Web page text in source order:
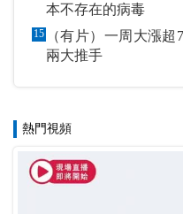
本不存在的病毒
15
（有片）一周大漲
兩大推手
熱門視頻